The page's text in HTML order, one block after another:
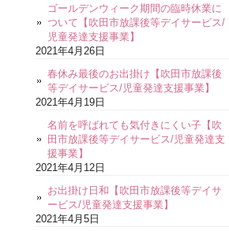
ゴールデンウィーク期間の臨時休業に
ついて【吹田市放課後等デイサービス/
児童発達支援事業】
2021年4月26日
春休み最後のお出掛け【吹田市放課後
等デイサービス/児童発達支援事業】
2021年4月19日
名前を呼ばれても気付きにくい子【吹
田市放課後等デイサービス/児童発達支
援事業】
2021年4月12日
お出掛け日和【吹田市放課後等デイサ
ービス/児童発達支援事業】
2021年4月5日